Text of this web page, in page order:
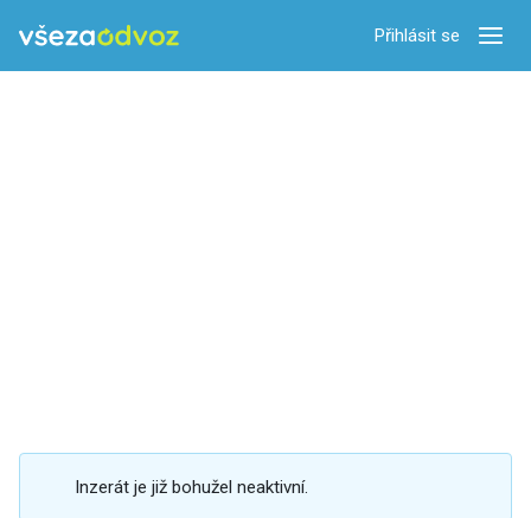
Přihlásit se
Inzerát je již bohužel neaktivní.